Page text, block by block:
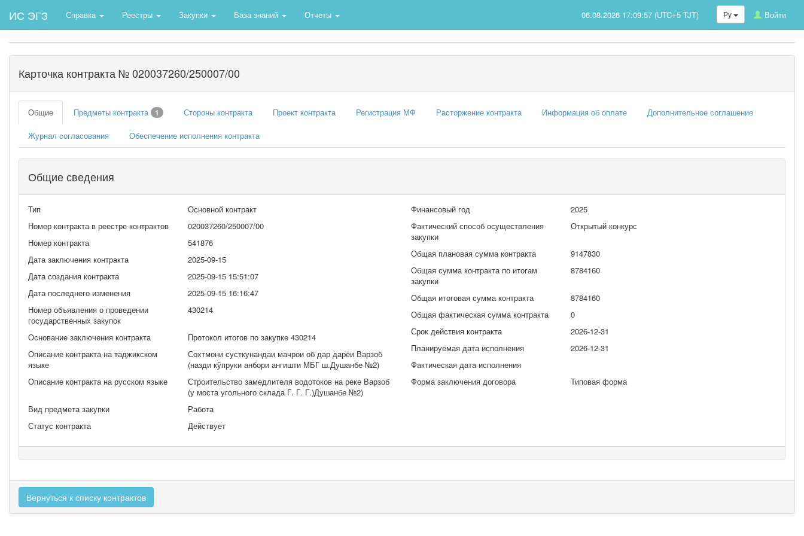
ИС ЭГЗ Справка Реестры Закупки База знаний Отчеты Ру Войти
06.08.2026 17:09:57 (UTC+5 TJT)
Карточка контракта № 020037260/250007/00
Общие Предметы контракта 1 Стороны контракта Проект контракта Регистрация МФ Расторжение контракта Информация об оплате Дополнительное соглашение
Журнал согласования Обеспечение исполнения контракта
Общие сведения
Тип
Основной контракт
Номер контракта в реестре контрактов
020037260/250007/00
Номер контракта
541876
Дата заключения контракта
2025-09-15
Дата создания контракта
2025-09-15 15:51:07
Дата последнего изменения
2025-09-15 16:16:47
Номер объявления о проведении
государственных закупок
430214
Основание заключения контракта
Протокол итогов по закупке 430214
Описание контракта на таджикском
языке
Сохтмони сусткунандаи мачрои об дар дарёи Варзоб
(назди кўпруки анбори ангишти МБГ ш.Душанбе №2)
Описание контракта на русском языке
Строительство замедлителя водотоков на реке Варзоб
(у моста угольного склада Г. Г. Г.)Душанбе №2)
Вид предмета закупки
Работа
Статус контракта
Действует
Финансовый год
2025
Фактический способ осуществления
закупки
Открытый конкурс
Общая плановая сумма контракта
9147830
Общая сумма контракта по итогам
закупки
8784160
Общая итоговая сумма контракта
8784160
Общая фактическая сумма контракта
0
Срок действия контракта
2026-12-31
Планируемая дата исполнения
2026-12-31
Фактическая дата исполнения
Форма заключения договора
Типовая форма
Вернуться к списку контрактов